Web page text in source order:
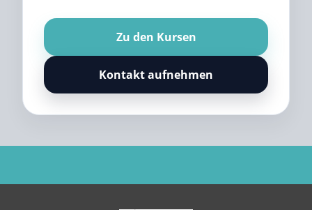
Zu den Kursen
Kontakt aufnehmen